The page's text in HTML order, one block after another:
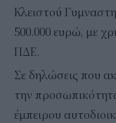
Κλειστού
500.000 ευρώ, με
ΠΔΕ.
Σε δηλώσεις που
την
έμπειρου